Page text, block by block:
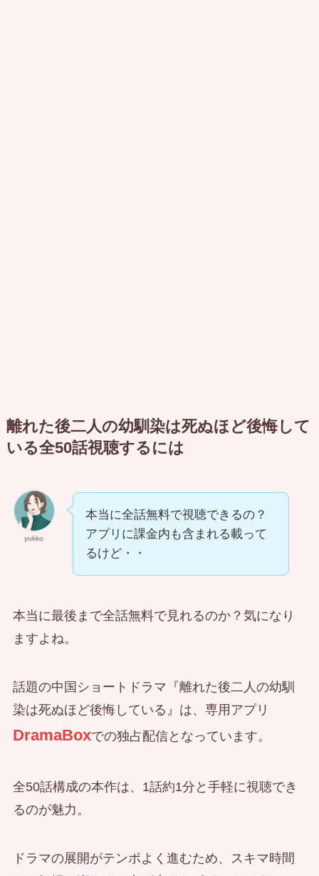
離れた後二人の幼馴染は死ぬほど後悔して
いる全50話視聴するには
yukko
本当に全話無料で視聴できるの？
アプリに課金内も含まれる載って
るけど・・
本当に最後まで全話無料で見れるのか？気になり
ますよね。
話題の中国ショートドラマ『離れた後二人の幼馴
染は死ぬほど後悔している』は、専用アプリ
DramaBoxでの独占配信となっています。
全50話構成の本作は、1話約1分と手軽に視聴でき
るのが魅力。
ドラマの展開がテンポよく進むため、スキマ時間